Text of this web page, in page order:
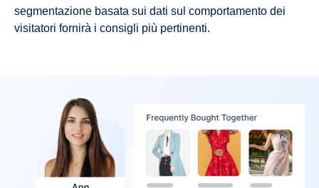
segmentazione basata sui dati sul comportamento dei
visitatori fornirà i consigli più pertinenti.